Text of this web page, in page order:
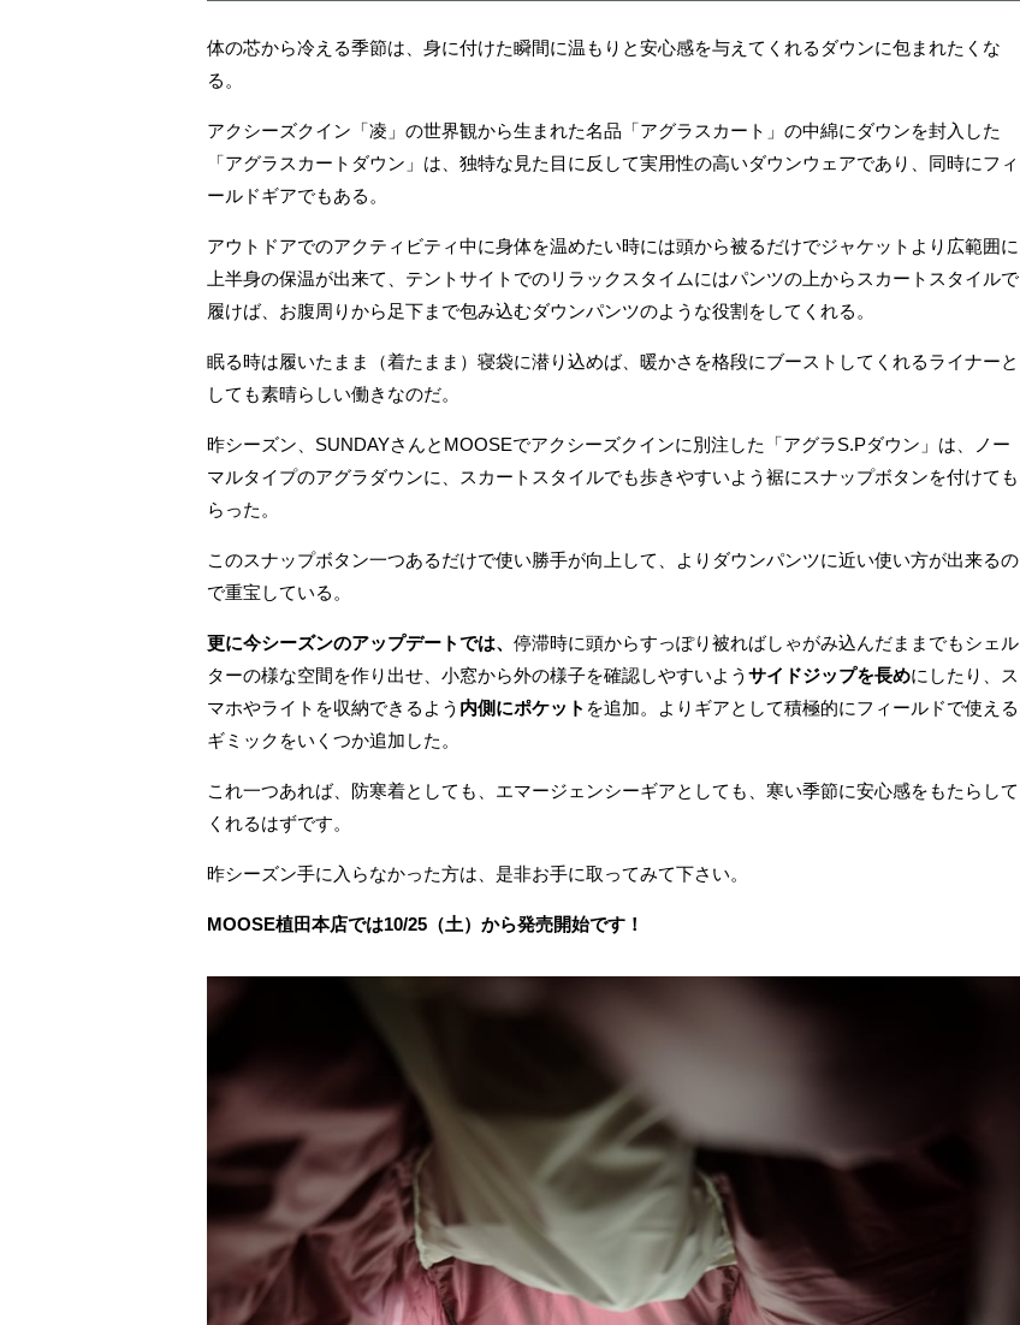
体の芯から冷える季節は、身に付けた瞬間に温もりと安心感を与えてくれるダウンに包まれたくな
る。
アクシーズクイン「凌」の世界観から生まれた名品「アグラスカート」の中綿にダウンを封入した
「アグラスカートダウン」は、独特な見た目に反して実用性の高いダウンウェアであり、同時にフィ
ールドギアでもある。
アウトドアでのアクティビティ中に身体を温めたい時には頭から被るだけでジャケットより広範囲に
上半身の保温が出来て、テントサイトでのリラックスタイムにはパンツの上からスカートスタイルで
履けば、お腹周りから足下まで包み込むダウンパンツのような役割をしてくれる。
眠る時は履いたまま（着たまま）寝袋に潜り込めば、暖かさを格段にブーストしてくれるライナーと
しても素晴らしい働きなのだ。
昨シーズン、SUNDAYさんとMOOSEでアクシーズクインに別注した「アグラS.Pダウン」は、ノー
マルタイプのアグラダウンに、スカートスタイルでも歩きやすいよう裾にスナップボタンを付けても
らった。
このスナップボタン一つあるだけで使い勝手が向上して、よりダウンパンツに近い使い方が出来るの
で重宝している。
更に今シーズンのアップデートでは、 停滞時に頭からすっぽり被ればしゃがみ込んだままでもシェル
ターの様な空間を作り出せ、小窓から外の様子を確認しやすいよう サイドジップを長めにしたり、ス
マホやライトを収納できるよう 内側にポケット を追加。よりギアとして積極的にフィールドで使える
ギミックをいくつか追加した。
これ一つあれば、防寒着としても、エマージェンシーギアとしても、寒い季節に安心感をもたらして
くれるはずです。
昨シーズン手に入らなかった方は、是非お手に取ってみて下さい。
MOOSE植田本店では10/25（土）から発売開始です！